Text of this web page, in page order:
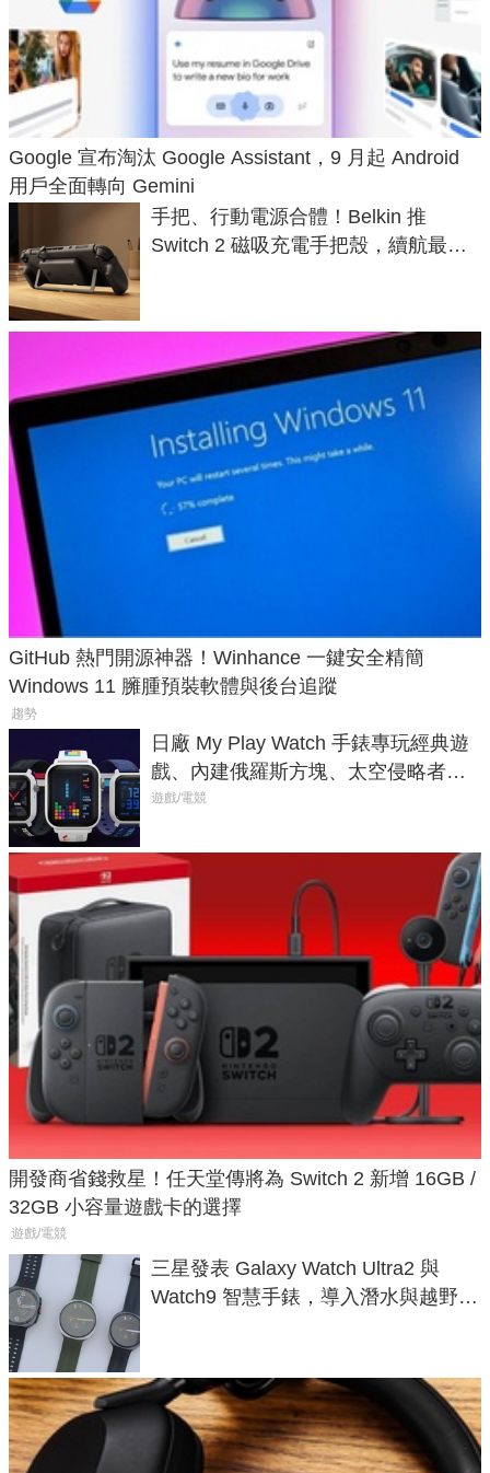
Google 宣布淘汰 Google Assistant，9 月起 Android
用戶全面轉向 Gemini
手把、行動電源合體！Belkin 推
Switch 2 磁吸充電手把殼，續航最高
GitHub 熱門開源神器！Winhance 一鍵安全精簡
Windows 11 臃腫預裝軟體與後台追蹤
趨勢
日廠 My Play Watch 手錶專玩經典遊
戲、內建俄羅斯方塊、太空侵略者，
不過竟然不能連手機？
遊戲/電競
開發商省錢救星！任天堂傳將為 Switch 2 新增 16GB /
32GB 小容量遊戲卡的選擇
遊戲/電競
三星發表 Galaxy Watch Ultra2 與
Watch9 智慧手錶，導入潛水與越野跑